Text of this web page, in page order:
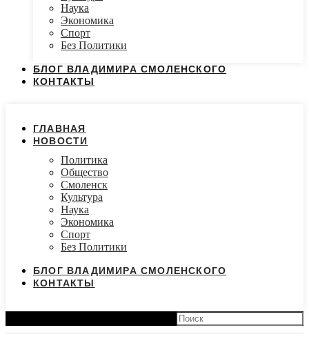
Наука
Экономика
Спорт
Без Политики
БЛОГ ВЛАДИМИРА СМОЛЕНСКОГО
КОНТАКТЫ
ГЛАВНАЯ
НОВОСТИ
Политика
Общество
Смоленск
Культура
Наука
Экономика
Спорт
Без Политики
БЛОГ ВЛАДИМИРА СМОЛЕНСКОГО
КОНТАКТЫ